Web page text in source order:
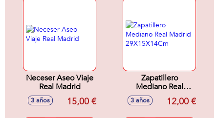
Neceser Aseo Viaje
Real Madrid
3 años 15,00 €
Zapatillero
Mediano Real
Madrid
29X15X14Cm
3 años 12,00 €